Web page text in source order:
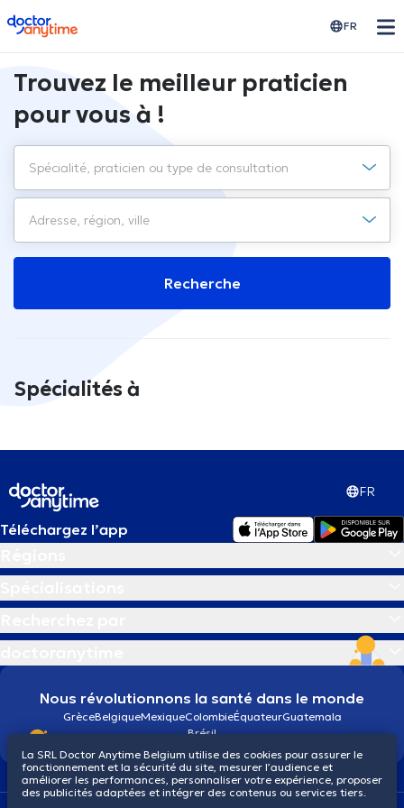
doctoranytime FR
Trouvez le meilleur praticien
pour vous à !
Recherche
Spécialités à
FR
Téléchargez l’app
Nous révolutionnons la santé dans le monde
GrèceBelgiqueMexiqueColombieÉquateurGuatemala
Brésil
La SRL Doctor Anytime Belgium utilise des cookies pour assurer le
fonctionnement et la sécurité du site, mesurer l’audience et
améliorer les performances, personnaliser votre expérience, proposer
des publicités adaptées et intégrer des contenus ou services tiers.